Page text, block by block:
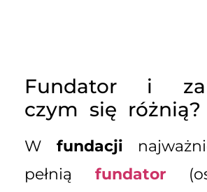
Fundator i
czym się różnią?
W fundacji
pełnią fundator